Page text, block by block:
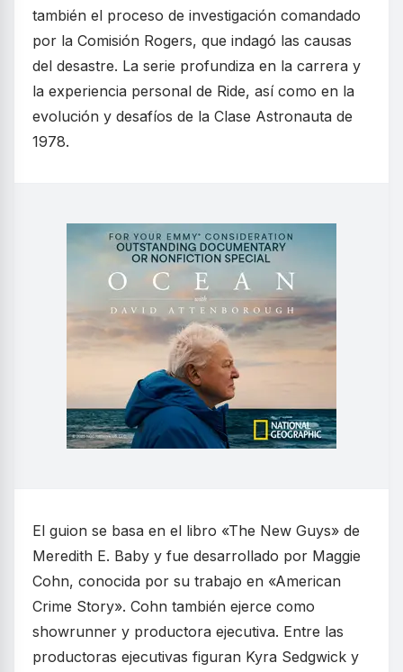
también el proceso de investigación comandado
por la Comisión Rogers, que indagó las causas
del desastre. La serie profundiza en la carrera y
la experiencia personal de Ride, así como en la
evolución y desafíos de la Clase Astronauta de
1978.
El guion se basa en el libro «The New Guys» de
Meredith E. Baby y fue desarrollado por Maggie
Cohn, conocida por su trabajo en «American
Crime Story». Cohn también ejerce como
showrunner y productora ejecutiva. Entre las
productoras ejecutivas figuran Kyra Sedgwick y